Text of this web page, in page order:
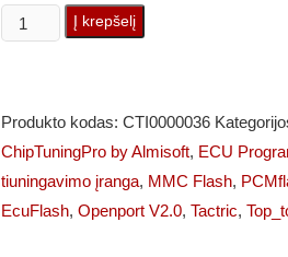
produkto
kiekis:
ECU
FLASH
Į krepšelį
Produkto kodas: CTI0000036
ChipTuningPro by Almisoft, ECU
tiuningavimo įranga, MMC Flash,
EcuFlash, Openport V2.0, Tactric,